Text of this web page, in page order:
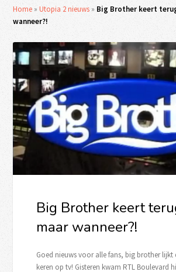
Home »Utopia 2 nieuws » Big Brother keert
wanneer?!
Big Brother keert
maar wanneer?!
Goed nieuws voor alle fans, big brother lijkt
keren op tv! Gisteren kwam RTL Boulevard